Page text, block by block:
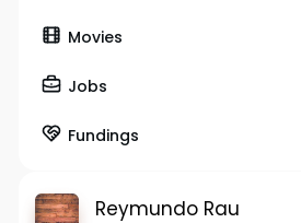
Movies
Jobs
Fundings
Reymundo Rau